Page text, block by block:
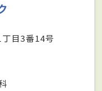
目3番14号